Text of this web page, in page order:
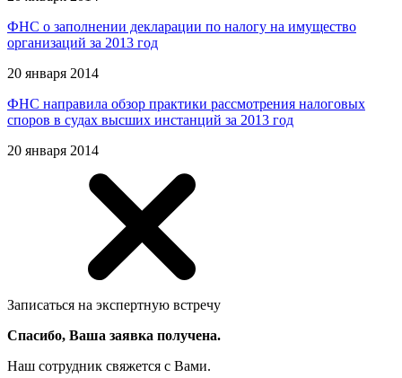
ФНС о заполнении декларации по налогу на имущество
организаций за 2013 год
20 января 2014
ФНС направила обзор практики рассмотрения налоговых
споров в судах высших инстанций за 2013 год
20 января 2014
Записаться на экспертную встречу
Спасибо, Ваша заявка получена.
Наш сотрудник свяжется с Вами.